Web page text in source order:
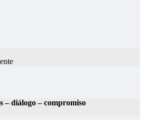
– diálogo – compromiso